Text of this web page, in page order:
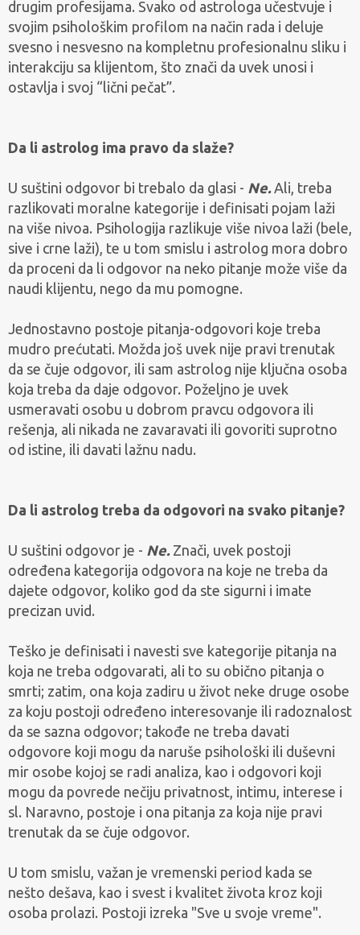
drugim profesijama. Svako od astrologa učestvuje i
svojim psihološkim profilom na način rada i deluje
svesno i nesvesno na kompletnu profesionalnu sliku i
interakciju sa klijentom, što znači da uvek unosi i
ostavlja i svoj “lični pečat”.
Da li astrolog ima pravo da slaže?
U suštini odgovor bi trebalo da glasi - Ne. Ali, treba
razlikovati moralne kategorije i definisati pojam laži
na više nivoa. Psihologija razlikuje više nivoa laži (bele,
sive i crne laži), te u tom smislu i astrolog mora dobro
da proceni da li odgovor na neko pitanje može više da
naudi klijentu, nego da mu pomogne.
Jednostavno postoje pitanja-odgovori koje treba
mudro prećutati. Možda još uvek nije pravi trenutak
da se čuje odgovor, ili sam astrolog nije ključna osoba
koja treba da daje odgovor. Poželjno je uvek
usmeravati osobu u dobrom pravcu odgovora ili
rešenja, ali nikada ne zavaravati ili govoriti suprotno
od istine, ili davati lažnu nadu.
Da li astrolog treba da odgovori na svako pitanje?
U suštini odgovor je - Ne. Znači, uvek postoji
određena kategorija odgovora na koje ne treba da
dajete odgovor, koliko god da ste sigurni i imate
precizan uvid.
Teško je definisati i navesti sve kategorije pitanja na
koja ne treba odgovarati, ali to su obično pitanja o
smrti; zatim, ona koja zadiru u život neke druge osobe
za koju postoji određeno interesovanje ili radoznalost
da se sazna odgovor; takođe ne treba davati
odgovore koji mogu da naruše psihološki ili duševni
mir osobe kojoj se radi analiza, kao i odgovori koji
mogu da povrede nečiju privatnost, intimu, interese i
sl. Naravno, postoje i ona pitanja za koja nije pravi
trenutak da se čuje odgovor.
U tom smislu, važan je vremenski period kada se
nešto dešava, kao i svest i kvalitet života kroz koji
osoba prolazi. Postoji izreka "Sve u svoje vreme".